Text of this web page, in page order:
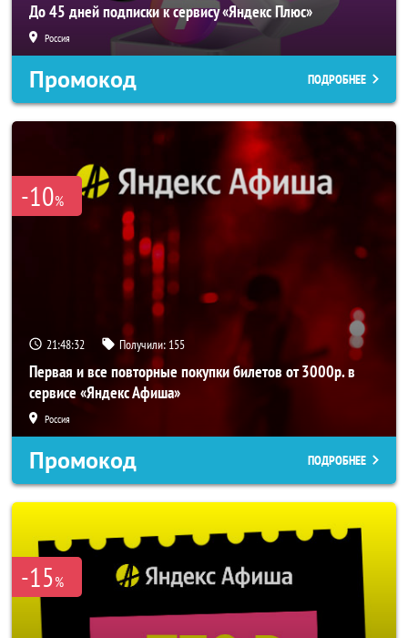
До 45 дней подписки к сервису «Яндекс Плюс»
Россия
Промокод ПОДРОБНЕЕ
-10%
21:48:32 Получили: 155
Первая и все повторные покупки билетов от 3000р. в
сервисе «Яндекс Афиша»
Россия
Промокод ПОДРОБНЕЕ
-15%